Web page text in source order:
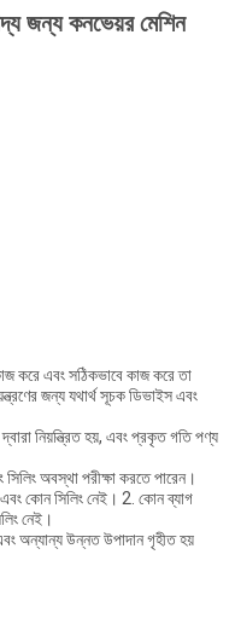
জন্য কনভেয়র মেশিন
করে এবং সঠিকভাবে কাজ করে তা
জন্য যথার্থ সূচক ডিভাইস এবং
নিয়ন্ত্রিত হয়, এবং প্রকৃত গতি পণ্য
অবস্থা পরীক্ষা করতে পারেন।
কোন সিলিং নেই। 2. কোন ব্যাগ
নেই।
অন্যান্য উন্নত উপাদান গৃহীত হয়